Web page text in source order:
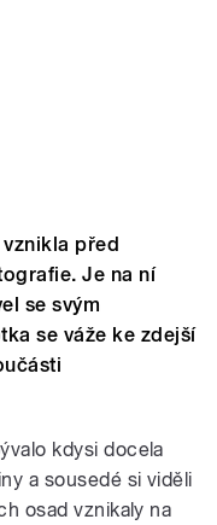
vznikla před
Je na ní
se svým
se váže ke zdejší
kdysi docela
a sousedé si viděli
osad vznikaly na